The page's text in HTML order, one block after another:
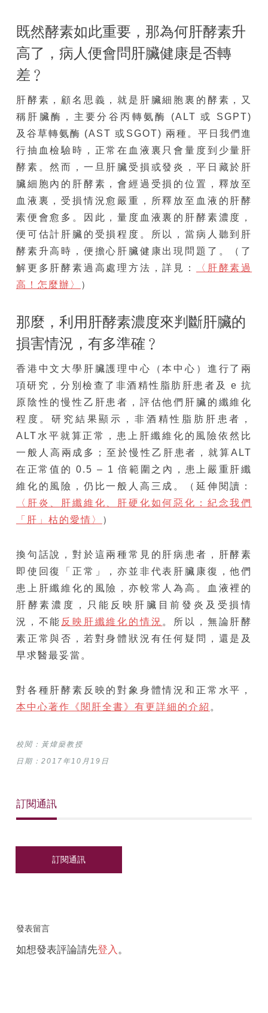
既然酵素如此重要，那為何肝酵素升
高了，病人便會問肝臟健康是否轉
差﹖
肝酵素，顧名思義，就是肝臟細胞裏的酵素，又
稱肝臟酶，主要分谷丙轉氨酶 (ALT 或 SGPT)
及谷草轉氨酶 (AST 或SGOT) 兩種。平日我們進
行抽血檢驗時，正常在血液裏只會量度到少量肝
酵素。然而，一旦肝臟受損或發炎，平日藏於肝
臟細胞內的肝酵素，會經過受損的位置，釋放至
血液裏，受損情況愈嚴重，所釋放至血液的肝酵
素便會愈多。因此，量度血液裏的肝酵素濃度，
便可估計肝臟的受損程度。所以，當病人聽到肝
酵素升高時，便擔心肝臟健康出現問題了。（了
解更多肝酵素過高處理方法，詳見：
〈肝酵素過
高！怎麼辦〉
）
那麼，利用肝酵素濃度來判斷肝臟的
損害情況，有多準確﹖
香港中文大學肝臟護理中心（本中心）進行了兩
項研究，分別檢查了非酒精性脂肪肝患者及 e 抗
原陰性的慢性乙肝患者，評估他們肝臟的纖維化
程度。研究結果顯示，非酒精性脂肪肝患者，
ALT水平就算正常，患上肝纖維化的風險依然比
一般人高兩成多；至於慢性乙肝患者，就算ALT
在正常值的 0.5 – 1 倍範圍之內，患上嚴重肝纖
維化的風險，仍比一般人高三成。（延伸閱讀：
〈肝炎、肝纖維化、肝硬化如何惡化：紀念我們
「肝」枯的愛情〉
）
換句話說，對於這兩種常見的肝病患者，肝酵素
即使回復「正常」，亦並非代表肝臟康復，他們
患上肝纖維化的風險，亦較常人為高。血液裡的
肝酵素濃度，只能反映肝臟目前發炎及受損情
況，不能 反映肝纖維化的情況 。所以，無論肝酵
素正常與否，若對身體狀況有任何疑問，還是及
早求醫最妥當。
對各種肝酵素反映的對象身體情況和正常水平，
本中心著作《閱肝全書》有更詳細的介紹 。
校閱：黃煒燊教授
日期：2017年10月19日
訂閱通訊
發表留言
如想發表評論請先登入 。